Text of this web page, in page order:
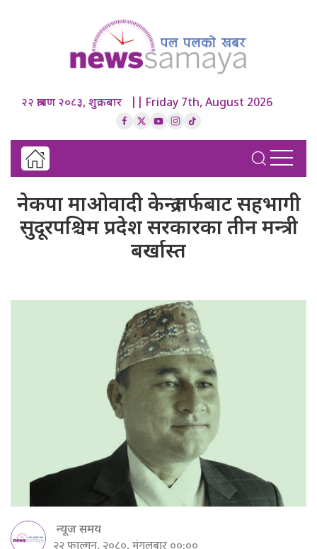
२२ श्रावण २०८३, शुक्रबार || Friday 7th, August 2026
नेकपा माओवादी केन्द्र तर्फबाट सहभागी
सुदूरपश्चिम प्रदेश सरकारका तीन मन्त्री
बर्खास्त
न्यूज समय